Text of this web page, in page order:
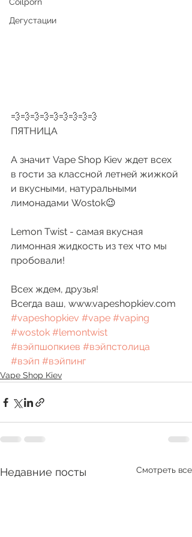
Дегустации
💨💨💨💨💨💨💨💨💨
ПЯТНИЦА
А значит Vape Shop Kiev ждет всех
в гости за классной летней жижкой
и вкусными, натуральными
лимонадами Wostok😉
Lemon Twist - самая вкусная
лимонная жидкость из тех что мы
пробовали!
Всех ждем, друзья!
Всегда ваш, www.vapeshopkiev.com
#vapeshopkiev #vape #vaping
#wostok #lemontwist
#вэйпшопкиев #вэйпстолица
#вэйп #вэйпинг
Vape Shop Kiev
Недавние посты Смотреть все